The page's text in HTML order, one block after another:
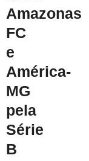
Amazonas
FC
e
América-
MG
pela
Série
B